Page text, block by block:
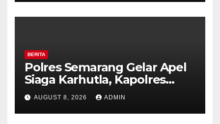
BERITA
Polres Semarang Gelar Apel
Siaga Karhutla, Kapolres
Tekankan Sinergi dan
Kesiapsiagaan Hadapi Musim
Kemarau.
AUGUST 8, 2026 ADMIN